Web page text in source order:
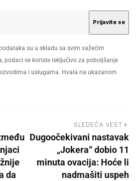
su u skladu sa svim važećim
podaci se koriste isključivo za poboljšanje
i uslugama. Hvala na ukazanom
da
SLEDEĆA VEST
Dugoočekivani nastavak
„Jokera“ dobio 11
minuta ovacija: Hoće li
nadmašiti uspeh